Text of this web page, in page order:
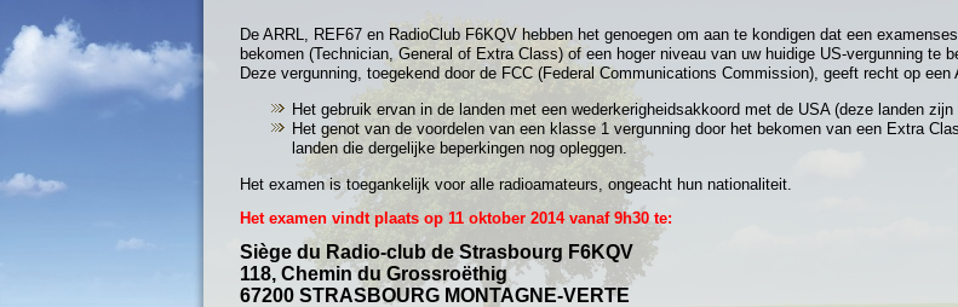
De ARRL, REF67 en RadioClub F6KQV hebben het genoegen om aan te kondigen dat een
bekomen (Technician, General of Extra Class) of een hoger niveau van uw huidige US-vergunning te
Deze vergunning, toegekend door de FCC (Federal Communications Commission), geeft recht op
Het gebruik ervan in de landen met een wederkerigheidsakkoord met de USA (deze landen
Het genot van de voordelen van een klasse 1 vergunning door het bekomen van een Extra
landen die dergelijke beperkingen nog opleggen.
Het examen is toegankelijk voor alle radioamateurs, ongeacht hun nationaliteit.
Het examen vindt plaats op 11 oktober 2014 vanaf 9h30 te:
Siège du Radio-club de Strasbourg F6KQV
118, Chemin du Grossroëthig
67200 STRASBOURG MONTAGNE-VERTE